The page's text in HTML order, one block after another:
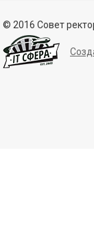
© 2016 Совет